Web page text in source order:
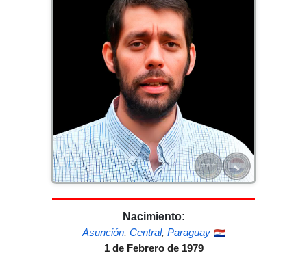
Nacimiento:
Asunción, Central, Paraguay
1 de Febrero de 1979